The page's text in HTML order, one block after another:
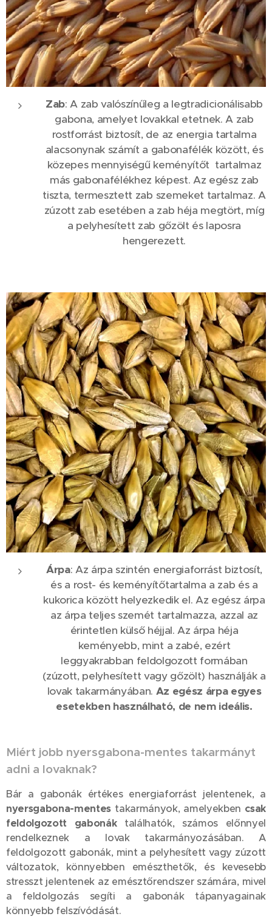
Zab: A zab valószínűleg a legtradicionálisabb
gabona, amelyet lovakkal etetnek. A zab
rostforrást biztosít, de az energia tartalma
alacsonynak számít a gabonafélék között, és
közepes mennyiségű keményítőt tartalmaz
más gabonafélékhez képest. Az egész zab
tiszta, termesztett zab szemeket tartalmaz. A
zúzott zab esetében a zab héja megtört, míg
a pelyhesített zab gőzölt és laposra
hengerezett.
Árpa: Az árpa szintén energiaforrást biztosít,
és a rost- és keményítőtartalma a zab és a
kukorica között helyezkedik el. Az egész árpa
az árpa teljes szemét tartalmazza, azzal az
érintetlen külső héjjal. Az árpa héja
keményebb, mint a zabé, ezért
leggyakrabban feldolgozott formában
(zúzott, pelyhesített vagy gőzölt) használják a
lovak takarmányában. Az egész árpa egyes
esetekben használható, de nem ideális.
Miért jobb nyersgabona-mentes takarmányt
adni a lovaknak?
Bár a gabonák értékes energiaforrást jelentenek, a
nyersgabona-mentes takarmányok, amelyekben csak
feldolgozott gabonáktalálhatók, számos előnnyel
rendelkeznek a lovak takarmányozásában. A
feldolgozott gabonák, mint a pelyhesített vagy zúzott
változatok, könnyebben emészthetők, és kevesebb
stresszt jelentenek az emésztőrendszer számára, mivel
a feldolgozás segíti a gabonák tápanyagainak
könnyebb felszívódását.